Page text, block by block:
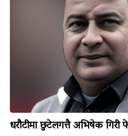
धरौटीमा छुटेलगत्तै अभिषेक गिरी